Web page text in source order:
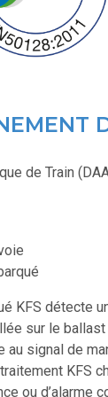
de Train
KFS détecte
sur le
au signal de
KFS
ou d’alarme